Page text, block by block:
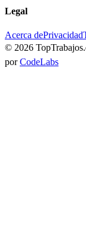
Legal
Acerca dePrivacidad
© 2026
por CodeLabs